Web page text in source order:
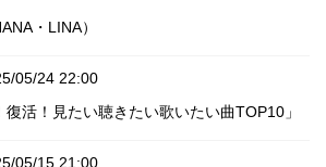
・LINA）
05/24 22:00
復活！見たい聴きたい歌いたい曲TOP10」
05/15 21:00